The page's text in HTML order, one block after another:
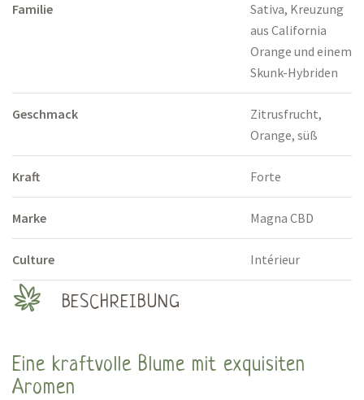
Familie
Sativa, Kreuzung
aus California
Orange und einem
Skunk-Hybriden
Geschmack
Zitrusfrucht,
Orange, süß
Kraft Forte
Marke Magna CBD
Culture Intérieur
BESCHREIBUNG
Eine kraftvolle Blume mit exquisiten
Aromen